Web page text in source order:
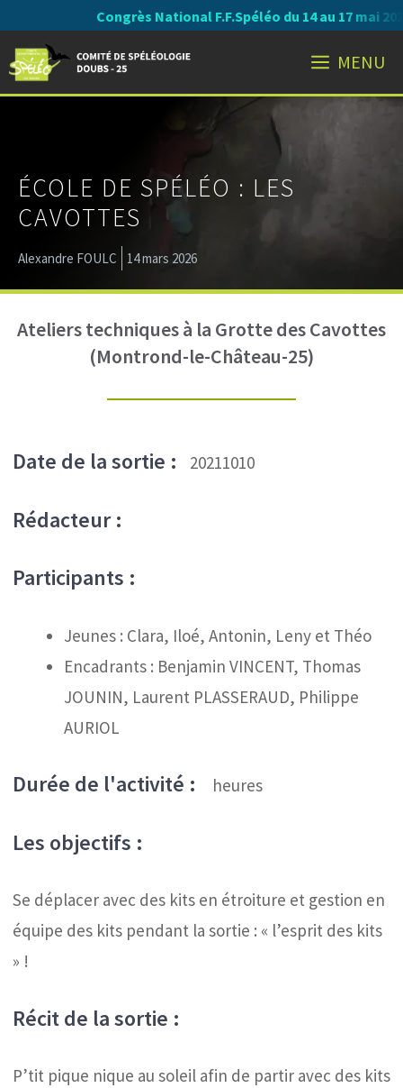
au
contenu
Congrès National F.F.Spéléo du 14 au 17 mai 2027
MENU
ÉCOLE DE SPÉLÉO : LES
CAVOTTES
Alexandre FOULC 14 mars 2026
Ateliers techniques à la Grotte des Cavottes
(Montrond-le-Château-25)
Date de la sortie : 20211010
Rédacteur :
Participants :
Jeunes : Clara, Iloé, Antonin, Leny et Théo
Encadrants : Benjamin VINCENT, Thomas
JOUNIN, Laurent PLASSERAUD, Philippe
AURIOL
Durée de l'activité : heures
Les objectifs :
Se déplacer avec des kits en étroiture et gestion en
équipe des kits pendant la sortie : « l’esprit des kits
» !
Récit de la sortie :
P’tit pique nique au soleil afin de partir avec des kits